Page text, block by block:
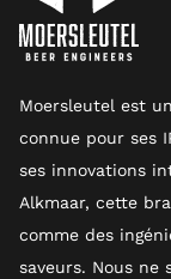
Moersleutel est
connue pour ses
ses innovations
Alkmaar, cette
comme des
saveurs. Nous ne